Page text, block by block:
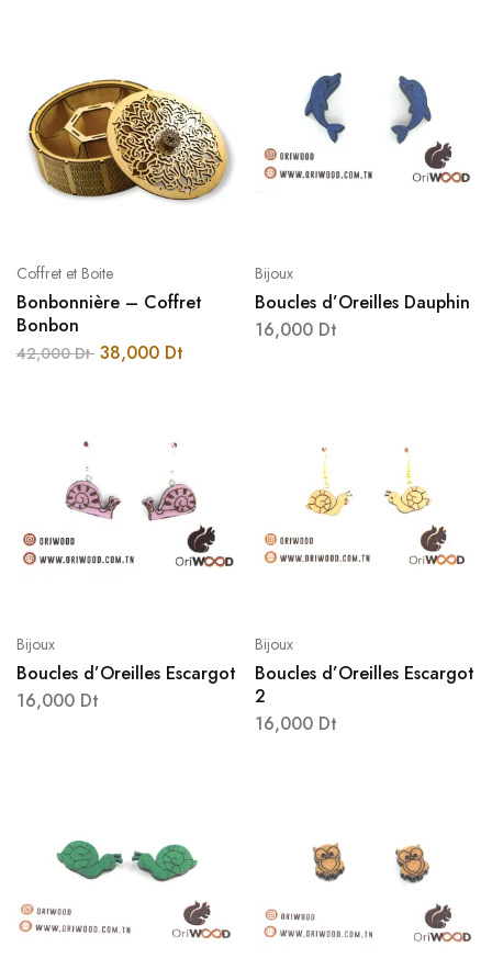
Coffret et Boite
Bonbonnière – Coffret
Bonbon
42,000Dt 38,000 Dt
Bijoux
Boucles d’Oreilles Dauphin
16,000 Dt
Bijoux
Boucles d’Oreilles Escargot
16,000 Dt
Bijoux
Boucles d’Oreilles Escargot
2
16,000 Dt